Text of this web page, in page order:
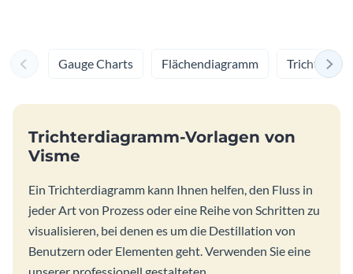
Gauge Charts Flächendiagramm
Trichterdiagramm-Vorlagen von
Visme
Ein Trichterdiagramm kann Ihnen helfen, den Fluss in
jeder Art von Prozess oder eine Reihe von Schritten zu
visualisieren, bei denen es um die Destillation von
Benutzern oder Elementen geht. Verwenden Sie eine